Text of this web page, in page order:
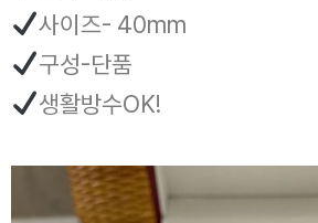
사이즈- 40mm
구성-단품
생활방수OK!